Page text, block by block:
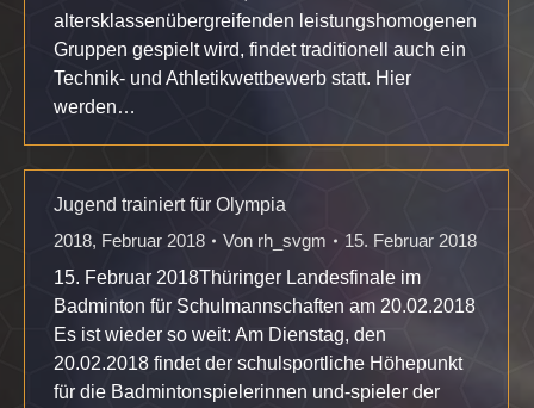
altersklassenübergreifenden leistungshomogenen
Gruppen gespielt wird, findet traditionell auch ein
Technik- und Athletikwettbewerb statt. Hier
werden…
Jugend trainiert für Olympia
2018, Februar 2018 Von rh_svgm
15. Februar 2018
15. Februar 2018Thüringer Landesfinale im
Badminton für Schulmannschaften am 20.02.2018
Es ist wieder so weit: Am Dienstag, den
20.02.2018 findet der schulsportliche Höhepunkt
für die Badmintonspielerinnen und-spieler der